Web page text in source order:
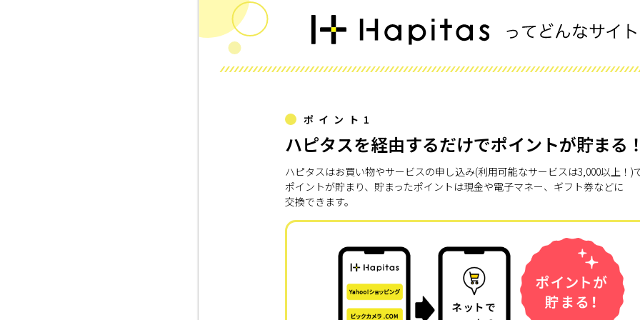
ポイント1
ハピタスを経由するだけでポイントが貯まる
ハピタスはお買い物やサービスの申し込み(利用可能なサービスは3,000以上！)
ポイントが貯まり、貯まったポイントは現金や電子マネー、ギフト券などに
交換できます。